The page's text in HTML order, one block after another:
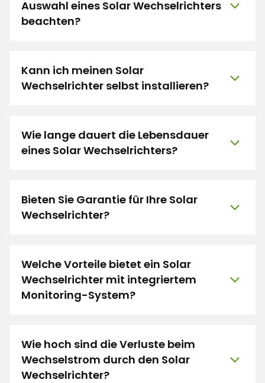
Auswahl eines Solar Wechselrichters
beachten?
Kann ich meinen Solar
Wechselrichter selbst installieren?
Wie lange dauert die Lebensdauer
eines Solar Wechselrichters?
Bieten Sie Garantie für Ihre Solar
Wechselrichter?
Welche Vorteile bietet ein Solar
Wechselrichter mit integriertem
Monitoring-System?
Wie hoch sind die Verluste beim
Wechselstrom durch den Solar
Wechselrichter?